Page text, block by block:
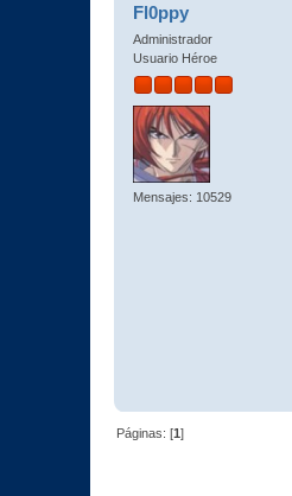
Fl0ppy
Administrador
Usuario Héroe
Mensajes: 10529
Páginas: [1]